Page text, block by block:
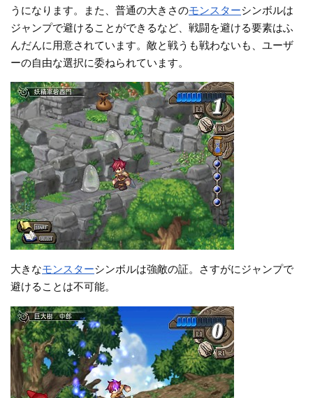
うになります。また、普通の大きさのモンスターシンボルは
ジャンプで避けることができるなど、戦闘を避ける要素はふ
んだんに用意されています。敵と戦うも戦わないも、ユーザ
ーの自由な選択に委ねられています。
大きなモンスターシンボルは強敵の証。さすがにジャンプで
避けることは不可能。